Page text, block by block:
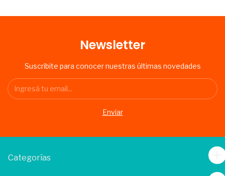
Newsletter
Suscribite para conocer nuestras últimas novedades
Categorías